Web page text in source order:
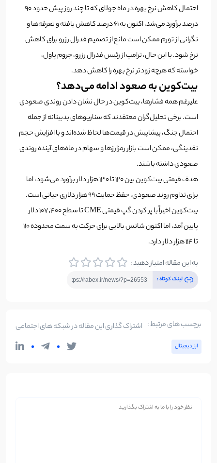
احتمال کاهش نرخ بهره در ماه جولای که تا چند روز پیش حدود ۹۰
درصد برآورد می‌شد، اکنون به ۶۱ درصد کاهش یافته و تعرفه‌ها و
نگرانی از تورم ممکن است مانع از تصمیم فدرال رزرو برای کاهش
نرخ شود. با این حال، ترامپ از رئیس فدرال رزرو، جروم پاول،
خواسته که هرچه زودتر نرخ بهره را کاهش دهد.
بیت‌کوین به صعود ادامه می‌دهد؟
علیرغم همه فشارها، بیت‌کوین در حال نشان دادن روندی صعودی
است. برخی تحلیل‌گران معتقدند که سناریوهای بدبینانه از جمله
احتمال جنگ، پیشاپیش در قیمت‌ها لحاظ شده‌اند و با افزایش حجم
نقدینگی، ممکن است بازار رمزارزها و سهام در ماه‌های آینده روندی
صعودی داشته باشند.
هدف قیمتی بیت‌کوین بین ۱۲۰ تا ۱۳۰ هزار دلار برآورد می‌شود، اما
برای تداوم روند صعودی، حفظ حمایت ۹۹ هزار دلاری حیاتی است.
بیت‌کوین اخیراً با پر کردن گپ قیمتی CME تا سطح ۱۰۷,۴۰۰ دلار
پایین آمد، اما اکنون شانس بالایی برای حرکت به سمت محدوده ۱۱۰
تا ۱۱۴ هزار دلار دارد.
به این مقاله امتیاز دهید :
لینک کوتاه :
برچسب های مرتبط :
ارز دیجیتال
اشتراک گذاری این مقاله در شبکه های اجتماعی